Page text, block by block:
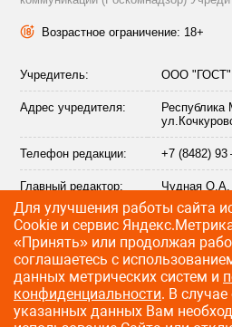
Возрастное ограничение: 18+
Учредитель: ООО "ГОСТ"
Адрес учредителя:
Республика
Телефон редакции: +7 (8482) 93
Главный редактор: Чудная О.А.
Адрес электронной
почты редакции:
©2009—2026 CityTraffic —
Для улучшения работы сайта
Сookie и сервис
«Принять» или продолжая
соглашаетесь с
данных метрических систем и
конфиденциальности. В
указанных данных Вам